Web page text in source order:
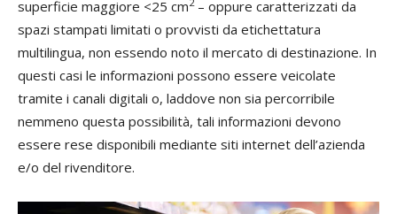
superficie maggiore <25 cm – oppure caratterizzati da
spazi stampati limitati o provvisti da etichettatura
multilingua, non essendo noto il mercato di destinazione. In
questi casi le informazioni possono essere veicolate
tramite i canali digitali o, laddove non sia percorribile
nemmeno questa possibilità, tali informazioni devono
essere rese disponibili mediante siti internet dell’azienda
e/o del rivenditore.